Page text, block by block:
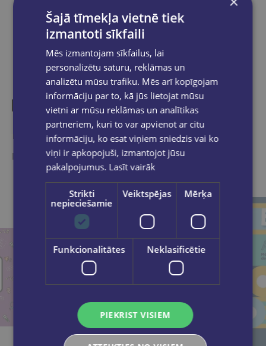
Līdzīgas preces
Ieskaties, varbūt noder
Šajā tīmekļa vietnē tiek
izmantoti sīkfaili
Mēs izmantojam sīkfailus, lai
personalizētu saturu, reklāmas un
analizētu mūsu trafiku. Mēs arī kopīgojam
informāciju par to, kā jūs lietojat mūsu
vietni ar mūsu reklāmas un analītikas
partneriem, kuri to var apvienot ar citu
informāciju, ko esat viņiem sniedzis vai ko
viņi ir apkopojuši, izmantojot jūsu
pakalpojumus. Lasīt vairāk
Strikti
nepieciešamie
Veiktspējas Mērķa
Funkcionalitātes Neklasificētie
PIEKRIST VISIEM